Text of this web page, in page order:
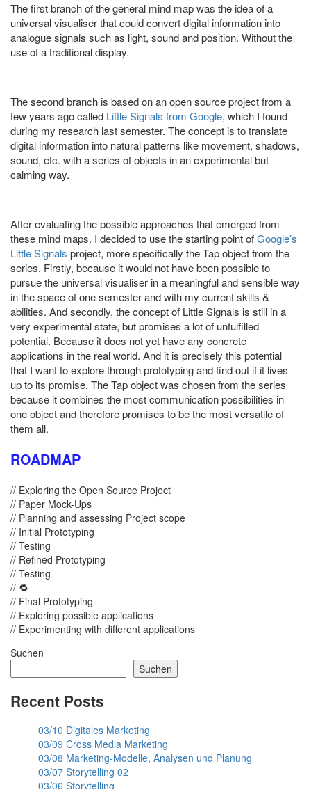
The first branch of the general mind map was the idea of a
universal visualiser that could convert digital information into
analogue signals such as light, sound and position. Without the
use of a traditional display.
The second branch is based on an open source project from a
few years ago called Little Signals from Google, which I found
during my research last semester. The concept is to translate
digital information into natural patterns like movement, shadows,
sound, etc. with a series of objects in an experimental but
calming way.
After evaluating the possible approaches that emerged from
these mind maps. I decided to use the starting point ofGoogle’s
Little Signals project, more specifically the Tap object from the
series. Firstly, because it would not have been possible to
pursue the universal visualiser in a meaningful and sensible way
in the space of one semester and with my current skills &
abilities. And secondly, the concept of Little Signals is still in a
very experimental state, but promises a lot of unfulfilled
potential. Because it does not yet have any concrete
applications in the real world. And it is precisely this potential
that I want to explore through prototyping and find out if it lives
up to its promise. The Tap object was chosen from the series
because it combines the most communication possibilities in
one object and therefore promises to be the most versatile of
them all.
ROADMAP
// Exploring the Open Source Project
// Paper Mock-Ups
// Planning and assessing Project scope
// Initial Prototyping
// Testing
// Refined Prototyping
// Testing
// 🔁
// Final Prototyping
// Exploring possible applications
// Experimenting with different applications
Suchen
Suchen
Recent Posts
03/10 Digitales Marketing
03/09 Cross Media Marketing
03/08 Marketing-Modelle, Analysen und Planung
03/07 Storytelling 02
03/06 Storytelling